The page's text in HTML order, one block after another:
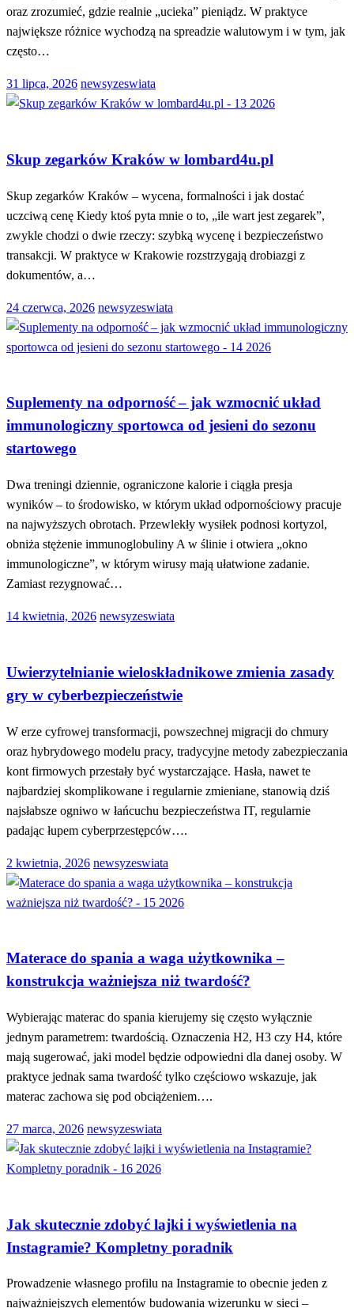
oraz zrozumieć, gdzie realnie „ucieka” pieniądz. W praktyce
największe różnice wychodzą na spreadzie walutowym i w tym, jak
często…
Opublikowane
w
31 lipca, 2026 newsyzeswiata
Skup zegarków Kraków w lombard4u.pl
Skup zegarków Kraków – wycena, formalności i jak dostać
uczciwą cenę Kiedy ktoś pyta mnie o to, „ile wart jest zegarek”,
zwykle chodzi o dwie rzeczy: szybką wycenę i bezpieczeństwo
transakcji. W praktyce w Krakowie rozstrzygają drobiazgi z
dokumentów, a…
Opublikowane
w
24 czerwca, 2026 newsyzeswiata
Suplementy na odporność – jak wzmocnić układ
immunologiczny sportowca od jesieni do sezonu
startowego
Dwa treningi dziennie, ograniczone kalorie i ciągła presja
wyników – to środowisko, w którym układ odpornościowy pracuje
na najwyższych obrotach. Przewlekły wysiłek podnosi kortyzol,
obniża stężenie immunoglobuliny A w ślinie i otwiera „okno
immunologiczne”, w którym wirusy mają ułatwione zadanie.
Zamiast rezygnować…
Opublikowane
14 kwietnia, 2026 newsyzeswiata
Uwierzytelnianie wieloskładnikowe zmienia zasady
gry w cyberbezpieczeństwie
W erze cyfrowej transformacji, powszechnej migracji do chmury
oraz hybrydowego modelu pracy, tradycyjne metody zabezpieczania
kont firmowych przestały być wystarczające. Hasła, nawet te
najbardziej skomplikowane i regularnie zmieniane, stanowią dziś
najsłabsze ogniwo w łańcuchu bezpieczeństwa IT, regularnie
padając łupem cyberprzestępców….
Opublikowane
w
2 kwietnia, 2026 newsyzeswiata
Materace do spania a waga użytkownika –
konstrukcja ważniejsza niż twardość?
Wybierając materac do spania kierujemy się często wyłącznie
jednym parametrem: twardością. Oznaczenia H2, H3 czy H4, które
mają sugerować, jaki model będzie odpowiedni dla danej osoby. W
praktyce jednak sama twardość tylko częściowo wskazuje, jak
materac zachowa się pod obciążeniem….
Opublikowane
w
27 marca, 2026 newsyzeswiata
Jak skutecznie zdobyć lajki i wyświetlenia na
Instagramie? Kompletny poradnik
Prowadzenie własnego profilu na Instagramie to obecnie jeden z
najważniejszych elementów budowania wizerunku w sieci –